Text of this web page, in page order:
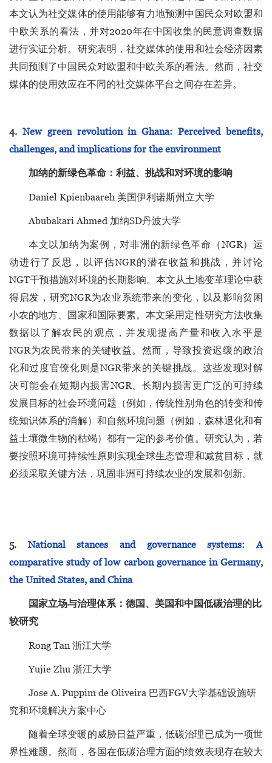
本文认为社交媒体的使用能够有力地预测中国民众对欧盟和
中欧关系的看法，并对2020年在中国收集的民意调查数据
进行实证分析。研究表明，社交媒体的使用和社会经济因素
共同预测了中国民众对欧盟和中欧关系的看法。然而，社交
媒体的使用效应在不同的社交媒体平台之间存在差异。
4. New green revolution in Ghana: Perceived benefits,
challenges, and implications for the environment
加纳的新绿色革命：利益、挑战和对环境的影响
Daniel Kpienbaareh 美国伊利诺斯州立大学
Abubakari Ahmed 加纳SD丹波大学
本文以加纳为案例，对非洲的新绿色革命（NGR）运
动进行了反思，以评估NGR的潜在收益和挑战，并讨论
NGT干预措施对环境的长期影响。本文从土地变革理论中获
得启发，研究NGR为农业系统带来的变化，以及影响贫困
小农的地方、国家和国际要素。本文采用定性研究方法收集
数据以了解农民的观点，并发现提高产量和收入水平是
NGR为农民带来的关键收益。然而，导致投资迟缓的政治
化和过度官僚化则是NGR带来的关键挑战。这些发现对解
决可能会在短期内损害NGR、长期内损害更广泛的可持续
发展目标的社会环境问题（例如，传统性别角色的转变和传
统知识体系的消解）和自然环境问题（例如，森林退化和有
益土壤微生物的枯竭）都有一定的参考价值。研究认为，若
要按照环境可持续性原则实现全球生态管理和减贫目标，就
必须采取关键方法，巩固非洲可持续农业的发展和创新。
5. National stances and governance systems: A
comparative study of low carbon governance in Germany,
the United States, and China
国家立场与治理体系：德国、美国和中国低碳治理的比
较研究
Rong Tan 浙江大学
Yujie Zhu 浙江大学
Jose A. Puppim de Oliveira 巴西FGV大学基础设施研
究和环境解决方案中心
随着全球变暖的威胁日益严重，低碳治理已成为一项世
界性难题。然而，各国在低碳治理方面的绩效表现存在较大